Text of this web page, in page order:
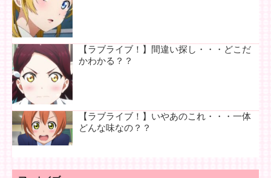
【ラブライブ！】間違い探し・・・どこだ
かわかる？？
【ラブライブ！】いやあのこれ・・・一体
どんな味なの？？